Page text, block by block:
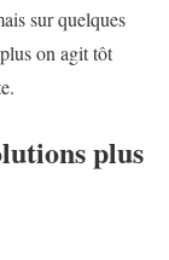
sur quelques
on agit tôt
plus